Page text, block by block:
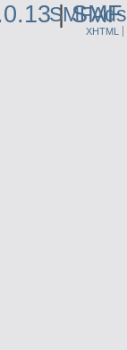
|
SMFAds
XHTML